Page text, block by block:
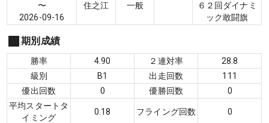
〜
2026-09-16
住之江 一般
６２回ダイナミ
ック敢闘旗
期別成績
勝率 4.90 ２連対率
28.8
級別
B1 出走回数
111
優出回数
0 優勝回数
0
平均スタートタ
イミング
0.18 フライング回数 0